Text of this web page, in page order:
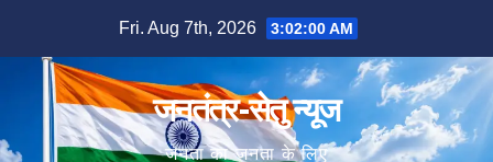
content
Fri. Aug 7th, 2026 3:02:01 AM
जनतंत्र-सेतु न्यूज
जनता का जनता के लिए